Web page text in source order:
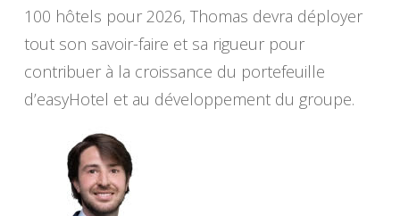
100 hôtels pour 2026, Thomas devra déployer
tout son savoir-faire et sa rigueur pour
contribuer à la croissance du portefeuille
d’easyHotel et au développement du groupe.